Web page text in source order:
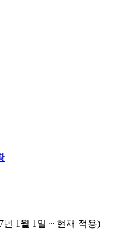
1월 1일 ~ 현재 적용)